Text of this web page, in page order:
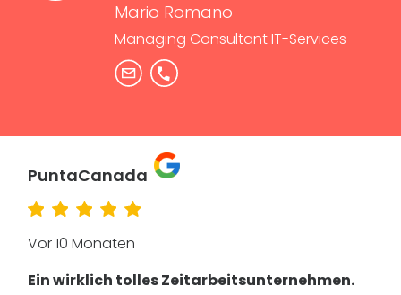
Mario Romano
Managing Consultant IT-Services
PuntaCanada
Vor 10 Monaten
Ein wirklich tolles Zeitarbeitsunternehmen.